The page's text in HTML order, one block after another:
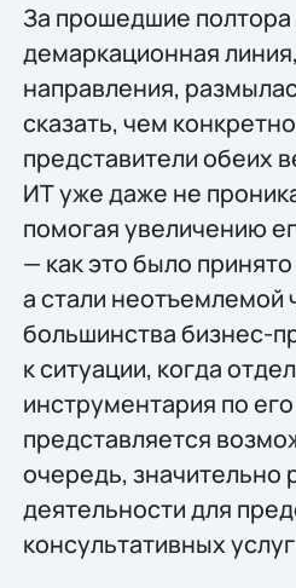
За прошедшие полтора
демаркационная
направления,
сказать, чем
представители обеих
ИТ уже даже не
помогая увеличению
— как это было
а стали неотъемлемой
большинства бизнес-
к ситуации, когда
инструментария по
представляется
очередь, значительно
деятельности для
консультативных